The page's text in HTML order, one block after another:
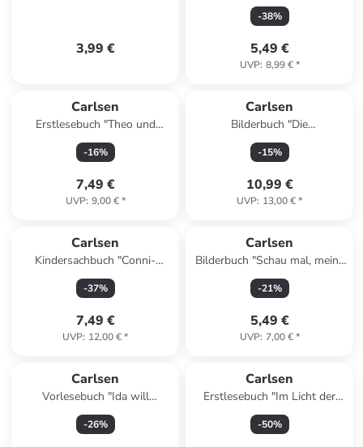
3,99 €
Freizeit-Rätselblock" - ab 8
Jahren
-38%
5,49 €
UVP: 8,99 €*
Carlsen
Erstlesebuch "Theo und
Marlen auf der Insel"
-16%
7,49 €
UVP: 9,00 €*
Carlsen
Bilderbuch "Die
Weihnachtsgeschichte mit
Waldemar"
-15%
10,99 €
UVP: 13,00 €*
Carlsen
Kindersachbuch "Conni-
Themenbuch: Das große
Conni-Umwelt"
-37%
7,49 €
UVP: 12,00 €*
Carlsen
Bilderbuch "Schau mal, meine
bunten Spielsachen"
-21%
5,49 €
UVP: 7,00 €*
Carlsen
Vorlesebuch "Ida will
schlafen"
-26%
Carlsen
Erstlesebuch "Im Licht der
Zauberkugel: Der Dschuha
und der Eselritt"
-50%